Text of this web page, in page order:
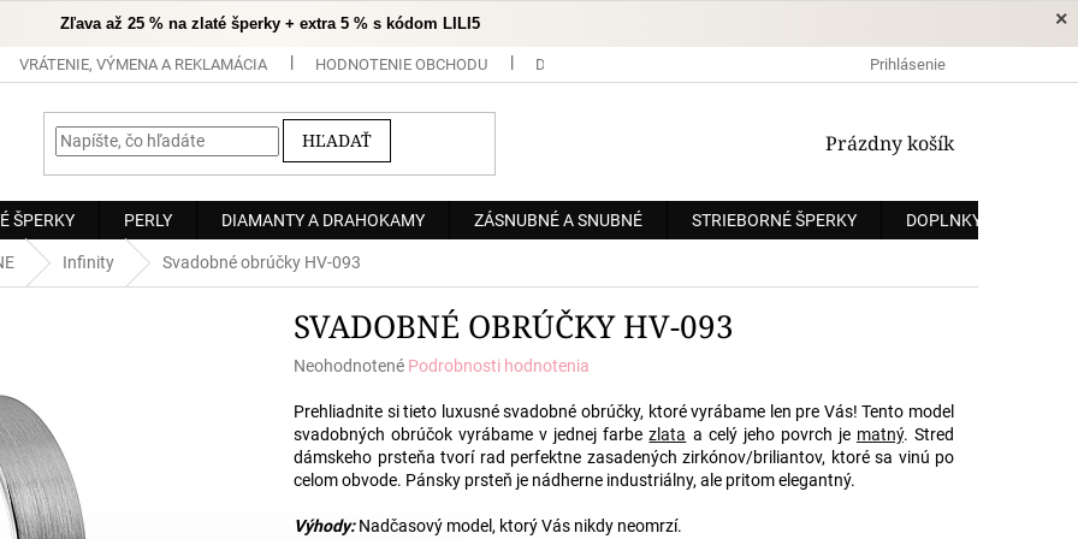
×
Zľava až 25 % na zlaté šperky + extra 5 % s kódom LILI5
VRÁTENIE, VÝMENA A REKLAMÁCIA HODNOTENIE OBCHODU DOPRAVA A PLATBA OCHRANA OSOBNÝCH ÚDAJOV
Prihlásenie
HĽADAŤ
NÁKUPNÝ
Prázdny košík
ŠPERKY PERLY DIAMANTY A DRAHOKAMY ZÁSNUBNÉ A SNUBNÉ STRIEBORNÉ ŠPERKY DOPLNKY
Infinity Svadobné obrúčky HV-093
SVADOBNÉ OBRÚČKY HV-093
Priemerné
produktu
je
0,0
z
hviezdičiek.
Neohodnotené Podrobnosti hodnotenia
Prehliadnite si tieto luxusnésvadobné obrúčky, ktoré vyrábame len pre Vás! Tento model
svadobných obrúčok vyrábame v jednej farbezlata a celý jeho povrch je matný. Stred
dámskeho prsteňa tvorí rad perfektne zasadených zirkónov/briliantov, ktoré sa vinú po
celom obvode. Pánsky prsteň je nádherne industriálny, ale pritom elegantný.
Výhody:Nadčasový model, ktorý Vás nikdy neomrzí.